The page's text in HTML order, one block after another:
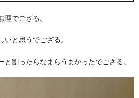
理でござる。
と思うでござる。
と割ったらなまらうまかったでござる。